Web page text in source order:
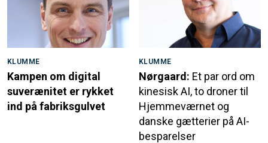
KLUMME
Kampen om digital
suverænitet er rykket
ind på fabriksgulvet
KLUMME
Nørgaard: Et par ord om
kinesisk AI, to droner til
Hjemmeværnet og
danske gætterier på AI-
besparelser